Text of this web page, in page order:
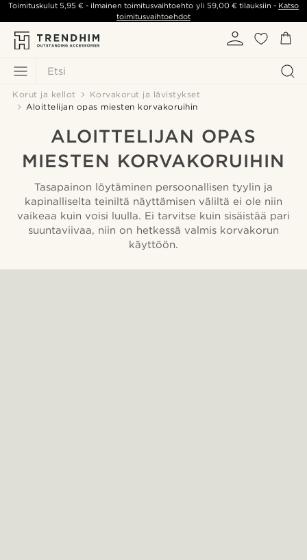
Etsi
Toimituskulut5,95 € - ilmainen toimitusvaihtoehto yli 59,00 €tilauksiin - Katso
toimitusvaihtoehdot
Korut ja kellot
Korvakorut ja lävistykset
Aloittelijan opas miesten korvakoruihin
ALOITTELIJAN OPAS
MIESTEN KORVAKORUIHIN
Tasapainon löytäminen persoonallisen tyylin ja
kapinalliselta teiniltä näyttämisen väliltä ei ole niin
vaikeaa kuin voisi luulla. Ei tarvitse kuin sisäistää pari
suuntaviivaa, niin on hetkessä valmis korvakorun
käyttöön.